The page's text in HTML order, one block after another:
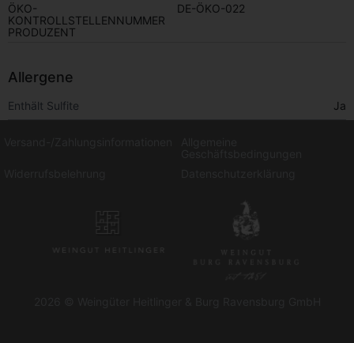
ÖKO-
KONTROLLSTELLENNUMMER
PRODUZENT
DE-ÖKO-022
Allergene
Enthält Sulfite Ja